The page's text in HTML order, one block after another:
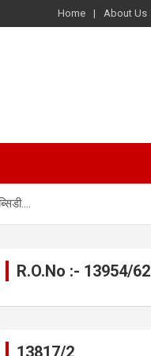
Home About Us
R.O.No :- 13954/62
13817/2